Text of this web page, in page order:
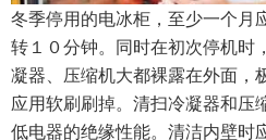
冬季停用的电冰柜，至少一个月
转１０分钟。同时在初次停机时
凝器、压缩机大都裸露在外面，
应用软刷刷掉。清扫冷凝器和压
低电器的绝缘性能。清洁内壁时